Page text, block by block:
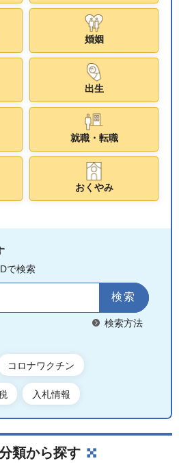
婚姻
出生
就職・転職
おくやみ
で検索
検索方法
コロナワクチン
入札情報
類から探す